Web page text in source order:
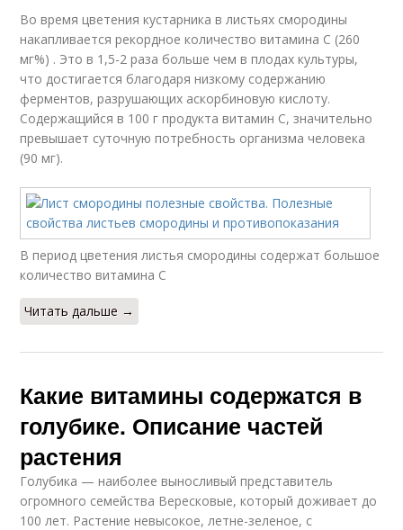
Во время цветения кустарника в листьях смородины
накапливается рекордное количество витамина С (260
мг%) . Это в 1,5-2 раза больше чем в плодах культуры,
что достигается благодаря низкому содержанию
ферментов, разрушающих аскорбиновую кислоту.
Содержащийся в 100 г продукта витамин С, значительно
превышает суточную потребность организма человека
(90 мг).
В период цветения листья смородины содержат большое
количество витамина С
Читать дальше →
Какие витамины содержатся в
голубике. Описание частей
растения
Голубика — наиболее выносливый представитель
огромного семейства Вересковые, который доживает до
100 лет. Растение невысокое, летне-зеленое, с